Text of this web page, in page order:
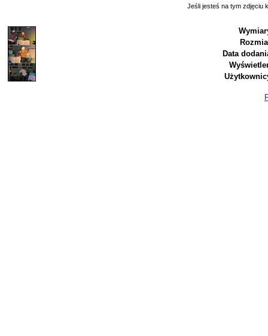
Jeśli jesteś na tym zdjęciu
Data